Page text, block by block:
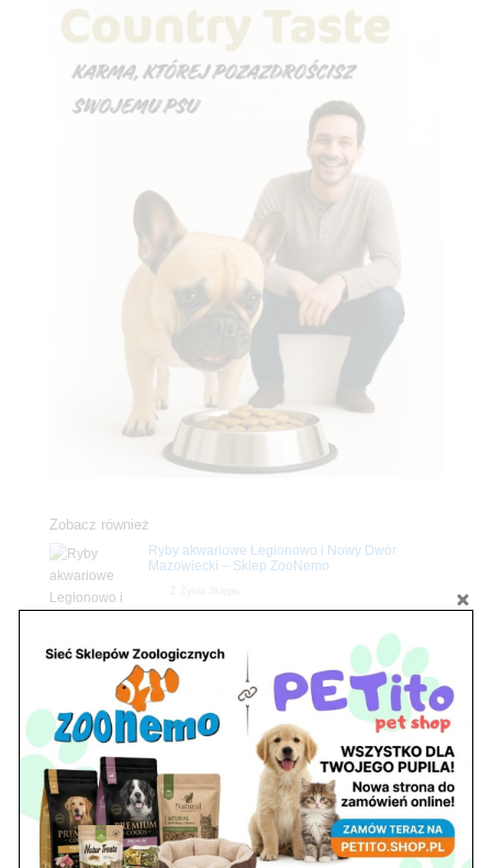
Zobacz również
Ryby akwariowe Legionowo i Nowy Dwór
Mazowiecki – Sklep ZooNemo
Z Życia Sklepu
rośliny akwariowe w ZooNemo – Legionowo i
Nowy Dwór Mazowiecki
Upały wracają! Zadbaj o komfort swojego pupila
z matami chłodzącymi ZooNemo
Z Życia Sklepu
Petito Pet Shop – Internetowy Sklep Zoologiczny
Online! Wszystko Dla Twojego Pupila | ZooNemo